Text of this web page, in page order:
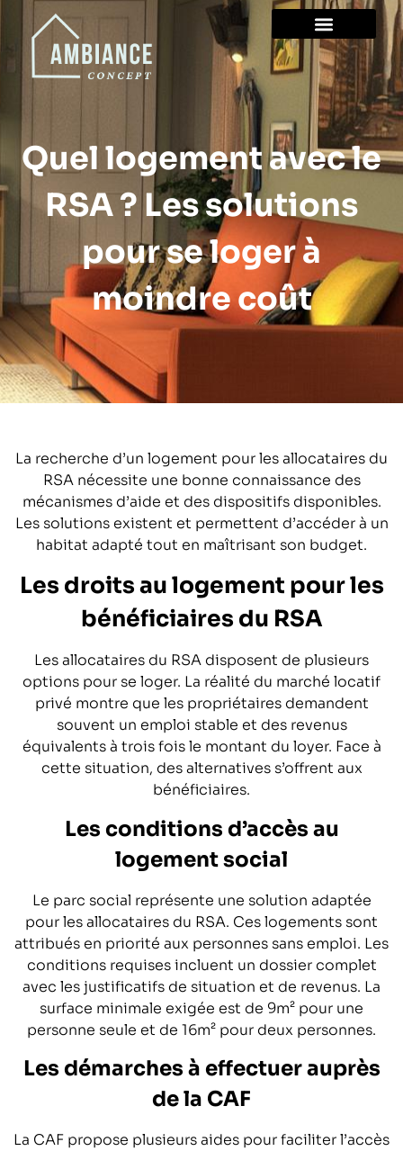
Quel logement avec le
RSA ? Les solutions
pour se loger à
moindre coût
La recherche d’un logement pour les allocataires du
RSA nécessite une bonne connaissance des
mécanismes d’aide et des dispositifs disponibles.
Les solutions existent et permettent d’accéder à un
habitat adapté tout en maîtrisant son budget.
Les droits au logement pour les
bénéficiaires du RSA
Les allocataires du RSA disposent de plusieurs
options pour se loger. La réalité du marché locatif
privé montre que les propriétaires demandent
souvent un emploi stable et des revenus
équivalents à trois fois le montant du loyer. Face à
cette situation, des alternatives s’offrent aux
bénéficiaires.
Les conditions d’accès au
logement social
Le parc social représente une solution adaptée
pour les allocataires du RSA. Ces logements sont
attribués en priorité aux personnes sans emploi. Les
conditions requises incluent un dossier complet
avec les justificatifs de situation et de revenus. La
surface minimale exigée est de 9m² pour une
personne seule et de 16m² pour deux personnes.
Les démarches à effectuer auprès
de la CAF
La CAF propose plusieurs aides pour faciliter l’accès